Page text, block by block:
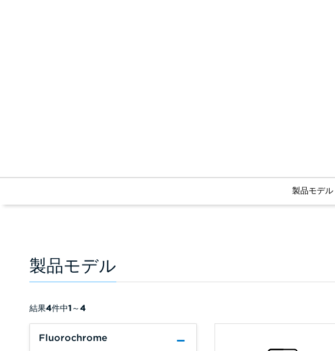
製品モデル
製品モデル
Fluorochrome
結果4件中1 ～4